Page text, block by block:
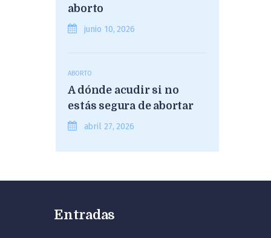
aborto
junio 10, 2026
ABORTO
A dónde acudir si no
estás segura de abortar
abril 27, 2026
Entradas